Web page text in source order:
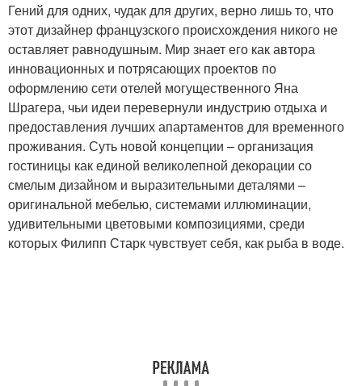
Гений для одних, чудак для других, верно лишь то, что
этот дизайнер французского происхождения никого не
оставляет равнодушным. Мир знает его как автора
инновационных и потрясающих проектов по
оформлению сети отелей могущественного Яна
Шрагера, чьи идеи перевернули индустрию отдыха и
предоставления лучших апартаментов для временного
проживания. Суть новой концепции – организация
гостиницы как единой великолепной декорации со
смелым дизайном и выразительными деталями –
оригинальной мебелью, системами иллюминации,
удивительными цветовыми композициями, среди
которых Филипп Старк чувствует себя, как рыба в воде.